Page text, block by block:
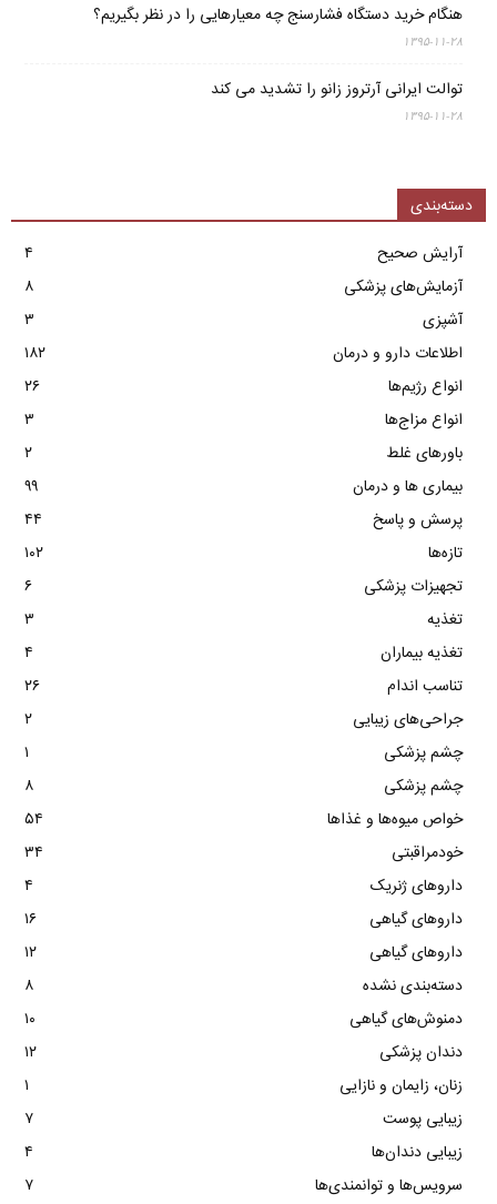
هنگام خرید دستگاه فشارسنج چه معیارهایی را در نظر بگیریم؟
۱۳۹۵-۱۱-۲۸
توالت ایرانی آرتروز زانو را تشدید می کند
۱۳۹۵-۱۱-۲۸
دسته‌بندی
آرایش صحیح
۴
آزمایش‌های پزشکی
۸
آشپزی
۳
اطلاعات دارو و درمان
۱۸۲
انواع رژیم‌ها
۲۶
انواع مزاج‌ها
۳
باورهای غلط
۲
بیماری ها و درمان
۹۹
پرسش و پاسخ
۴۴
تازه‌ها
۱۰۲
تجهیزات پزشکی
۶
تغذیه
۳
تغذیه بیماران
۴
تناسب اندام
۲۶
جراحی‌های زیبایی
۲
چشم پزشکی
۱
چشم پزشکی
۸
خواص میوه‌ها و غذاها
۵۴
خودمراقبتی
۳۴
داروهای ژنریک
۴
داروهای گیاهی
۱۶
داروهای گیاهی
۱۲
دسته‌بندی نشده
۸
دمنوش‌های گیاهی
۱۰
دندان پزشکی
۱۲
زنان، زایمان و نازایی
۱
زیبایی پوست
۷
زیبایی دندان‌ها
۴
سرویس‌ها و توانمندی‌ها
۷